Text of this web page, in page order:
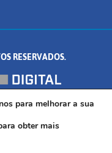
RESERVADOS.
FORMIGA/MG - CEP:
para melhorar a sua
obter mais